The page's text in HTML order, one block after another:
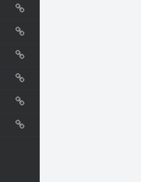
直播
动漫
电影
教程
纪录片